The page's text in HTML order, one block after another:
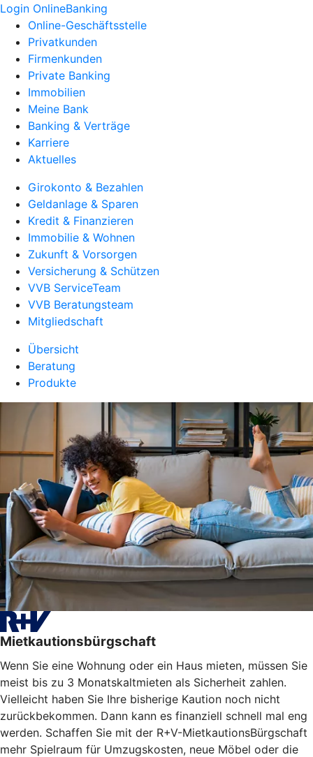
Login OnlineBanking
Online-Geschäftsstelle
Privatkunden
Firmenkunden
Private Banking
Immobilien
Meine Bank
Banking & Verträge
Karriere
Aktuelles
Girokonto & Bezahlen
Geldanlage & Sparen
Kredit & Finanzieren
Immobilie & Wohnen
Zukunft & Vorsorgen
Versicherung & Schützen
VVB ServiceTeam
VVB Beratungsteam
Mitgliedschaft
Übersicht
Beratung
Produkte
Mietkautionsbürgschaft
Wenn Sie eine Wohnung oder ein Haus mieten, müssen Sie
meist bis zu 3 Monatskaltmieten als Sicherheit zahlen.
Vielleicht haben Sie Ihre bisherige Kaution noch nicht
zurückbekommen. Dann kann es finanziell schnell mal eng
werden. Schaffen Sie mit der R+V-MietkautionsBürgschaft
mehr Spielraum für Umzugskosten, neue Möbel oder die